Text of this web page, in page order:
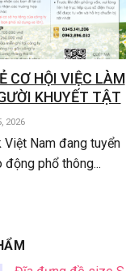
CƠ HỘI VIỆC LÀM
KHUYẾT TẬT
2026
Việt Nam đang tuyển
động phổ thông...